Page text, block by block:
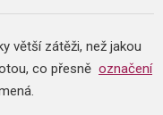
větší zátěži, než jakou
co přesně označení